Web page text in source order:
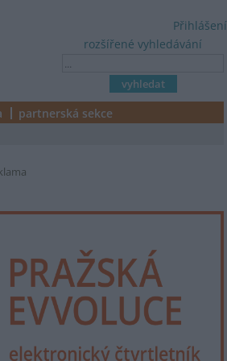
rozšířené vyhledávání
Přihlášení
partnerská sekce